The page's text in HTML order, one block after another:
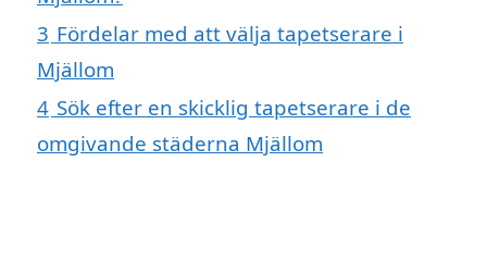
3 Fördelar med att välja tapetserare i
Mjällom
4 Sök efter en skicklig tapetserare i de
omgivande städerna Mjällom